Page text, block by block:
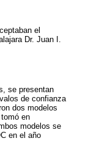
el
Dr. Juan I.
se presentan
de confianza
dos modelos
en
modelos se
en el año